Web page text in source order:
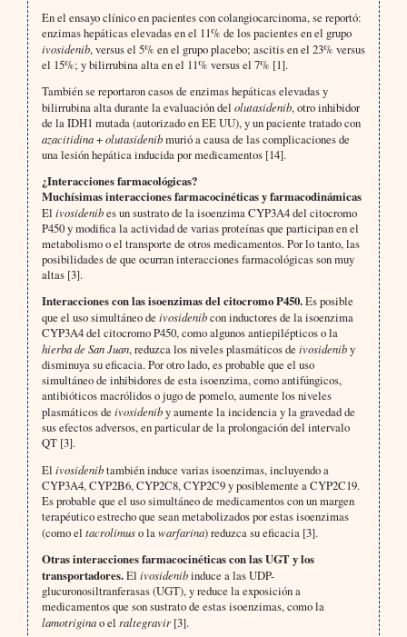
En el ensayo clínico en pacientes con colangiocarcinoma, se reportó:
enzimas hepáticas elevadas en el 11% de los pacientes en el grupo
ivosidenib, versus el 5% en el grupo placebo; ascitis en el 23% versus
el 15%; y bilirrubina alta en el 11% versus el 7% [1].
También se reportaron casos de enzimas hepáticas elevadas y
bilirrubina alta durante la evaluación del olutasidenib, otro inhibidor
de la IDH1 mutada (autorizado en EE UU), y un paciente tratado con
azacitidina+olutasidenibmurió a causa de las complicaciones de
una lesión hepática inducida por medicamentos [14].
¿Interacciones farmacológicas?
Muchísimas interacciones farmacocinéticas y farmacodinámicas
El ivosidenibes un sustrato de la isoenzima CYP3A4 del citocromo
P450 y modifica la actividad de varias proteínas que participan en el
metabolismo o el transporte de otros medicamentos. Por lo tanto, las
posibilidades de que ocurran interacciones farmacológicas son muy
altas [3].
Interacciones con las isoenzimas del citocromo P450.Es posible
que el uso simultáneo de ivosidenibcon inductores de la isoenzima
CYP3A4 del citocromo P450, como algunos antiepilépticos o la
hierba de San Juan, reduzca los niveles plasmáticos de ivosideniby
disminuya su eficacia. Por otro lado, es probable que el uso
simultáneo de inhibidores de esta isoenzima, como antifúngicos,
antibióticos macrólidos o jugo de pomelo, aumente los niveles
plasmáticos de ivosideniby aumente la incidencia y la gravedad de
sus efectos adversos, en particular de la prolongación del intervalo
QT [3].
El ivosidenibtambién induce varias isoenzimas, incluyendo a
CYP3A4, CYP2B6, CYP2C8, CYP2C9 y posiblemente a CYP2C19.
Es probable que el uso simultáneo de medicamentos con un margen
terapéutico estrecho que sean metabolizados por estas isoenzimas
(como el tacrolimuso lawarfarina) reduzca su eficacia [3].
Otras interacciones farmacocinéticas con las UGT y los
transportadores.El ivosidenibinduce a las UDP-
glucuronosiltranferasas (UGT), y reduce la exposición a
medicamentos que son sustrato de estas isoenzimas, como la
lamotriginao el raltegravir[3].